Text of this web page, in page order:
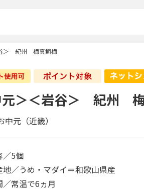
＞ 紀州 梅真鯛梅
元＞＜岩谷＞ 紀州
元（近畿）
／5個
／うめ・マダイ＝和歌山県産
常温で6ヵ月